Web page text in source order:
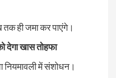
ही जमा कर पाएंगे।
देगा खास तोहफा
नियमावली में संशोधन।